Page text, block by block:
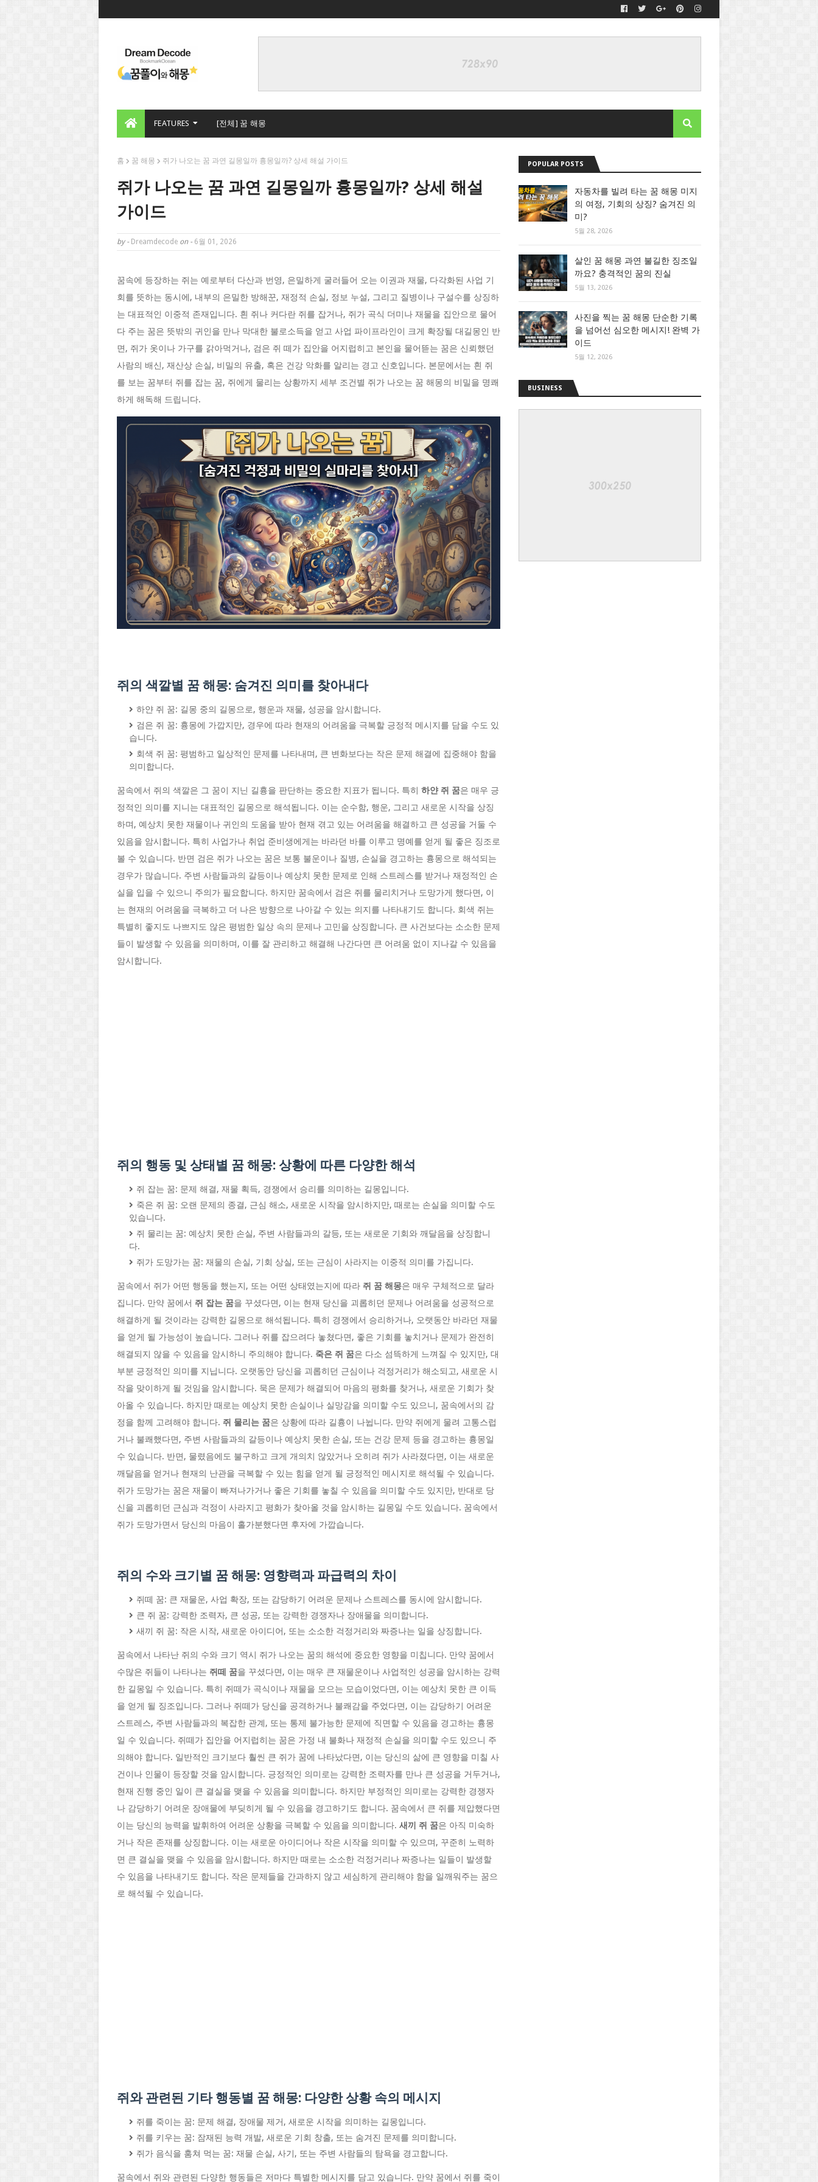
FEATURES [전체] 꿈 해몽
홈 꿈 해몽 쥐가 나오는 꿈 과연 길몽일까 흉몽일까? 상세 해설 가이드
쥐가 나오는 꿈 과연 길몽일까 흉몽일까? 상세 해설
가이드
by - Dreamdecode on - 6월 01, 2026
꿈속에 등장하는 쥐는 예로부터 다산과 번영, 은밀하게 굴러들어 오는 이권과 재물, 다각화된 사업 기
회를 뜻하는 동시에, 내부의 은밀한 방해꾼, 재정적 손실, 정보 누설, 그리고 질병이나 구설수를 상징하
는 대표적인 이중적 존재입니다. 흰 쥐나 커다란 쥐를 잡거나, 쥐가 곡식 더미나 재물을 집안으로 물어
다 주는 꿈은 뜻밖의 귀인을 만나 막대한 불로소득을 얻고 사업 파이프라인이 크게 확장될 대길몽인 반
면, 쥐가 옷이나 가구를 갉아먹거나, 검은 쥐 떼가 집안을 어지럽히고 본인을 물어뜯는 꿈은 신뢰했던
사람의 배신, 재산상 손실, 비밀의 유출, 혹은 건강 악화를 알리는 경고 신호입니다. 본문에서는 흰 쥐
를 보는 꿈부터 쥐를 잡는 꿈, 쥐에게 물리는 상황까지 세부 조건별 쥐가 나오는 꿈 해몽의 비밀을 명쾌
하게 해독해 드립니다.
쥐의 색깔별 꿈 해몽: 숨겨진 의미를 찾아내다
하얀 쥐 꿈: 길몽 중의 길몽으로, 행운과 재물, 성공을 암시합니다.
검은 쥐 꿈: 흉몽에 가깝지만, 경우에 따라 현재의 어려움을 극복할 긍정적 메시지를 담을 수도 있
습니다.
회색 쥐 꿈: 평범하고 일상적인 문제를 나타내며, 큰 변화보다는 작은 문제 해결에 집중해야 함을
의미합니다.
꿈속에서 쥐의 색깔은 그 꿈이 지닌 길흉을 판단하는 중요한 지표가 됩니다. 특히 하얀 쥐 꿈은 매우 긍
정적인 의미를 지니는 대표적인 길몽으로 해석됩니다. 이는 순수함, 행운, 그리고 새로운 시작을 상징
하며, 예상치 못한 재물이나 귀인의 도움을 받아 현재 겪고 있는 어려움을 해결하고 큰 성공을 거둘 수
있음을 암시합니다. 특히 사업가나 취업 준비생에게는 바라던 바를 이루고 명예를 얻게 될 좋은 징조로
볼 수 있습니다. 반면 검은 쥐가 나오는 꿈은 보통 불운이나 질병, 손실을 경고하는 흉몽으로 해석되는
경우가 많습니다. 주변 사람들과의 갈등이나 예상치 못한 문제로 인해 스트레스를 받거나 재정적인 손
실을 입을 수 있으니 주의가 필요합니다. 하지만 꿈속에서 검은 쥐를 물리치거나 도망가게 했다면, 이
는 현재의 어려움을 극복하고 더 나은 방향으로 나아갈 수 있는 의지를 나타내기도 합니다. 회색 쥐는
특별히 좋지도 나쁘지도 않은 평범한 일상 속의 문제나 고민을 상징합니다. 큰 사건보다는 소소한 문제
들이 발생할 수 있음을 의미하며, 이를 잘 관리하고 해결해 나간다면 큰 어려움 없이 지나갈 수 있음을
암시합니다.
쥐의 행동 및 상태별 꿈 해몽: 상황에 따른 다양한 해석
쥐 잡는 꿈: 문제 해결, 재물 획득, 경쟁에서 승리를 의미하는 길몽입니다.
죽은 쥐 꿈: 오랜 문제의 종결, 근심 해소, 새로운 시작을 암시하지만, 때로는 손실을 의미할 수도
있습니다.
쥐 물리는 꿈: 예상치 못한 손실, 주변 사람들과의 갈등, 또는 새로운 기회와 깨달음을 상징합니
다.
쥐가 도망가는 꿈: 재물의 손실, 기회 상실, 또는 근심이 사라지는 이중적 의미를 가집니다.
꿈속에서 쥐가 어떤 행동을 했는지, 또는 어떤 상태였는지에 따라 쥐 꿈 해몽은 매우 구체적으로 달라
집니다. 만약 꿈에서 쥐 잡는 꿈을 꾸셨다면, 이는 현재 당신을 괴롭히던 문제나 어려움을 성공적으로
해결하게 될 것이라는 강력한 길몽으로 해석됩니다. 특히 경쟁에서 승리하거나, 오랫동안 바라던 재물
을 얻게 될 가능성이 높습니다. 그러나 쥐를 잡으려다 놓쳤다면, 좋은 기회를 놓치거나 문제가 완전히
해결되지 않을 수 있음을 암시하니 주의해야 합니다. 죽은 쥐 꿈은 다소 섬뜩하게 느껴질 수 있지만, 대
부분 긍정적인 의미를 지닙니다. 오랫동안 당신을 괴롭히던 근심이나 걱정거리가 해소되고, 새로운 시
작을 맞이하게 될 것임을 암시합니다. 묵은 문제가 해결되어 마음의 평화를 찾거나, 새로운 기회가 찾
아올 수 있습니다. 하지만 때로는 예상치 못한 손실이나 실망감을 의미할 수도 있으니, 꿈속에서의 감
정을 함께 고려해야 합니다. 쥐 물리는 꿈은 상황에 따라 길흉이 나뉩니다. 만약 쥐에게 물려 고통스럽
거나 불쾌했다면, 주변 사람들과의 갈등이나 예상치 못한 손실, 또는 건강 문제 등을 경고하는 흉몽일
수 있습니다. 반면, 물렸음에도 불구하고 크게 개의치 않았거나 오히려 쥐가 사라졌다면, 이는 새로운
깨달음을 얻거나 현재의 난관을 극복할 수 있는 힘을 얻게 될 긍정적인 메시지로 해석될 수 있습니다.
쥐가 도망가는 꿈은 재물이 빠져나가거나 좋은 기회를 놓칠 수 있음을 의미할 수도 있지만, 반대로 당
신을 괴롭히던 근심과 걱정이 사라지고 평화가 찾아올 것을 암시하는 길몽일 수도 있습니다. 꿈속에서
쥐가 도망가면서 당신의 마음이 홀가분했다면 후자에 가깝습니다.
쥐의 수와 크기별 꿈 해몽: 영향력과 파급력의 차이
쥐떼 꿈: 큰 재물운, 사업 확장, 또는 감당하기 어려운 문제나 스트레스를 동시에 암시합니다.
큰 쥐 꿈: 강력한 조력자, 큰 성공, 또는 강력한 경쟁자나 장애물을 의미합니다.
새끼 쥐 꿈: 작은 시작, 새로운 아이디어, 또는 소소한 걱정거리와 짜증나는 일을 상징합니다.
꿈속에서 나타난 쥐의 수와 크기 역시 쥐가 나오는 꿈의 해석에 중요한 영향을 미칩니다. 만약 꿈에서
수많은 쥐들이 나타나는 쥐떼 꿈을 꾸셨다면, 이는 매우 큰 재물운이나 사업적인 성공을 암시하는 강력
한 길몽일 수 있습니다. 특히 쥐떼가 곡식이나 재물을 모으는 모습이었다면, 이는 예상치 못한 큰 이득
을 얻게 될 징조입니다. 그러나 쥐떼가 당신을 공격하거나 불쾌감을 주었다면, 이는 감당하기 어려운
스트레스, 주변 사람들과의 복잡한 관계, 또는 통제 불가능한 문제에 직면할 수 있음을 경고하는 흉몽
일 수 있습니다. 쥐떼가 집안을 어지럽히는 꿈은 가정 내 불화나 재정적 손실을 의미할 수도 있으니 주
의해야 합니다. 일반적인 크기보다 훨씬 큰 쥐가 꿈에 나타났다면, 이는 당신의 삶에 큰 영향을 미칠 사
건이나 인물이 등장할 것을 암시합니다. 긍정적인 의미로는 강력한 조력자를 만나 큰 성공을 거두거나,
현재 진행 중인 일이 큰 결실을 맺을 수 있음을 의미합니다. 하지만 부정적인 의미로는 강력한 경쟁자
나 감당하기 어려운 장애물에 부딪히게 될 수 있음을 경고하기도 합니다. 꿈속에서 큰 쥐를 제압했다면
이는 당신의 능력을 발휘하여 어려운 상황을 극복할 수 있음을 의미합니다. 새끼 쥐 꿈은 아직 미숙하
거나 작은 존재를 상징합니다. 이는 새로운 아이디어나 작은 시작을 의미할 수 있으며, 꾸준히 노력하
면 큰 결실을 맺을 수 있음을 암시합니다. 하지만 때로는 소소한 걱정거리나 짜증나는 일들이 발생할
수 있음을 나타내기도 합니다. 작은 문제들을 간과하지 않고 세심하게 관리해야 함을 일깨워주는 꿈으
로 해석될 수 있습니다.
쥐와 관련된 기타 행동별 꿈 해몽: 다양한 상황 속의 메시지
쥐를 죽이는 꿈: 문제 해결, 장애물 제거, 새로운 시작을 의미하는 길몽입니다.
쥐를 키우는 꿈: 잠재된 능력 개발, 새로운 기회 창출, 또는 숨겨진 문제를 의미합니다.
쥐가 음식을 훔쳐 먹는 꿈: 재물 손실, 사기, 또는 주변 사람들의 탐욕을 경고합니다.
꿈속에서 쥐와 관련된 다양한 행동들은 저마다 특별한 메시지를 담고 있습니다. 만약 꿈에서 쥐를 죽이
POPULAR POSTS
자동차를 빌려 타는 꿈 해몽 미지
의 여정, 기회의 상징? 숨겨진 의
미?
5월 28, 2026
살인 꿈 해몽 과연 불길한 징조일
까요? 충격적인 꿈의 진실
5월 13, 2026
사진을 찍는 꿈 해몽 단순한 기록
을 넘어선 심오한 메시지! 완벽 가
이드
5월 12, 2026
BUSINESS